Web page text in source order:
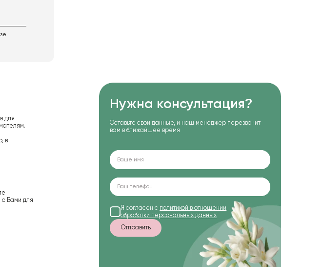
для
в
с Вами для
Нужна консультация?
Оставьте свои данные, и наш менеджер перезвонит
вам в ближайшее время
Я согласен с политикой в отношении
обработки персональных данных
Отправить